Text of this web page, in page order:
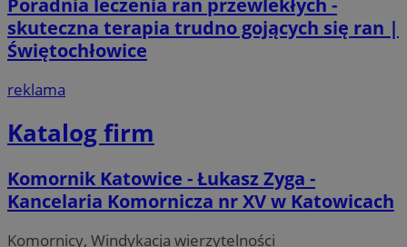
Poradnia leczenia ran przewlekłych -
skuteczna terapia trudno gojących się ran |
Świętochłowice
reklama
Katalog firm
Komornik Katowice - Łukasz Zyga -
Kancelaria Komornicza nr XV w Katowicach
Komornicy, Windykacja wierzytelności